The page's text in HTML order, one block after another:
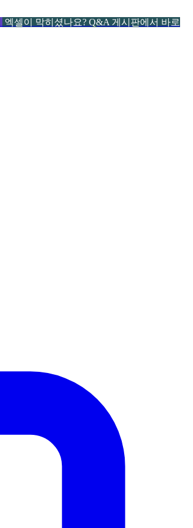
엑셀이 막히셨나요? Q&A 게시판에서 바로